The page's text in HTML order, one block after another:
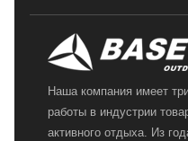
Наша компания имеет
работы в индустрии
активного отдыха. Из